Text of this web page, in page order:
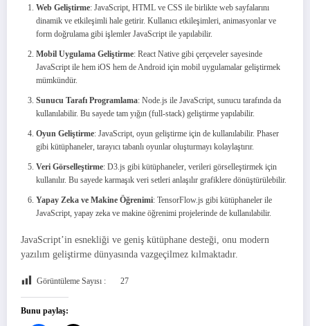
Web Geliştirme: JavaScript, HTML ve CSS ile birlikte web sayfalarını
dinamik ve etkileşimli hale getirir. Kullanıcı etkileşimleri, animasyonlar ve
form doğrulama gibi işlemler JavaScript ile yapılabilir.
Mobil Uygulama Geliştirme: React Native gibi çerçeveler sayesinde
JavaScript ile hem iOS hem de Android için mobil uygulamalar geliştirmek
mümkündür.
Sunucu Tarafı Programlama: Node.js ile JavaScript, sunucu tarafında da
kullanılabilir. Bu sayede tam yığın (full-stack) geliştirme yapılabilir.
Oyun Geliştirme: JavaScript, oyun geliştirme için de kullanılabilir. Phaser
gibi kütüphaneler, tarayıcı tabanlı oyunlar oluşturmayı kolaylaştırır.
Veri Görselleştirme: D3.js gibi kütüphaneler, verileri görselleştirmek için
kullanılır. Bu sayede karmaşık veri setleri anlaşılır grafiklere dönüştürülebilir.
Yapay Zeka ve Makine Öğrenimi: TensorFlow.js gibi kütüphaneler ile
JavaScript, yapay zeka ve makine öğrenimi projelerinde de kullanılabilir.
JavaScript’in esnekliği ve geniş kütüphane desteği, onu modern
yazılım geliştirme dünyasında vazgeçilmez kılmaktadır.
Görüntüleme Sayısı : 27
Bunu paylaş: